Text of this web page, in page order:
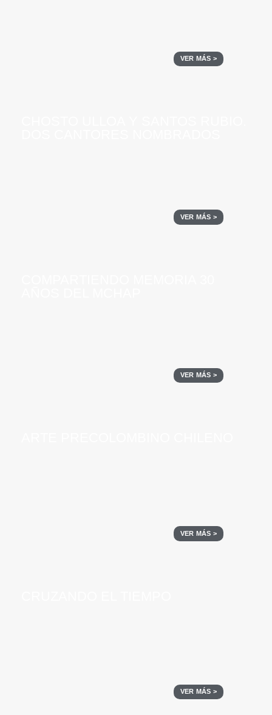
VER MÁS >
VER MÁS >
VER MÁS >
VER MÁS >
VER MÁS >